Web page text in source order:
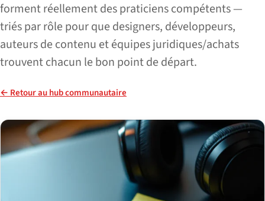
forment réellement des praticiens compétents —
triés par rôle pour que designers, développeurs,
auteurs de contenu et équipes juridiques/achats
trouvent chacun le bon point de départ.
← Retour au hub communautaire